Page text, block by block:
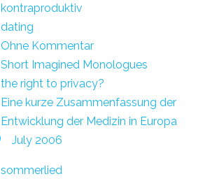
kontraproduktiv
dating
Ohne Kommentar
Short Imagined Monologues
the right to privacy?
Eine kurze Zusammenfassung der
Entwicklung der Medizin in Europa
July 2006
sommerlied